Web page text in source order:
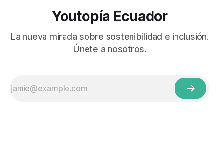
Youtopía Ecuador
La nueva mirada sobre sostenibilidad e inclusión.
Únete a nosotros.